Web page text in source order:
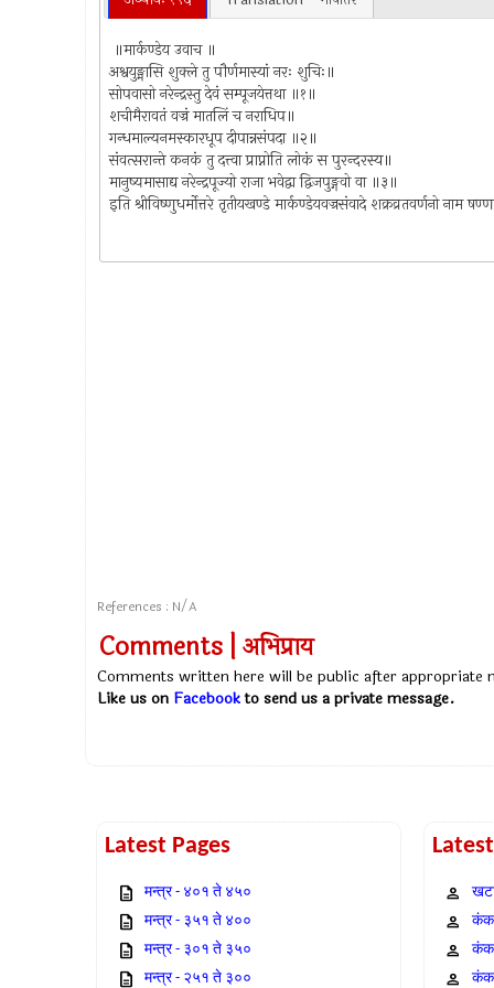
॥मार्कण्डेय उवाच ॥
अश्वयुङ्मासि शुक्ले तु पौर्णमास्यां नरः शुचिः॥
सोपवासो नरेन्द्रस्तु देवं सम्पूजयेत्तथा ॥१॥
शचीमैरावतं वज्रं मातलिं च नराधिप॥
गन्धमाल्यनमस्कारधूप दीपान्नसंपदा ॥२॥
संवत्सरान्ते कनकं तु दत्त्वा प्राप्नोति लोकं स पुरन्दरस्य॥
मानुष्यमासाद्य नरेन्द्रपूज्यो राजा भवेद्वा द्विजपुङ्गवो वा ॥३॥
इति श्रीविष्णुधर्मोत्तरे तृतीयखण्डे मार्कण्डेयवज्रसंवादे शक्रव्रतवर्णनो नाम
References : N/A
Comments | अभिप्राय
Comments written here will be public after appropriate
Like us on Facebookto send us a private message.
Latest Pages
मन्त्र - ४०१ ते ४५०
मन्त्र - ३५१ ते ४००
मन्त्र - ३०१ ते ३५०
मन्त्र - २५१ ते ३००